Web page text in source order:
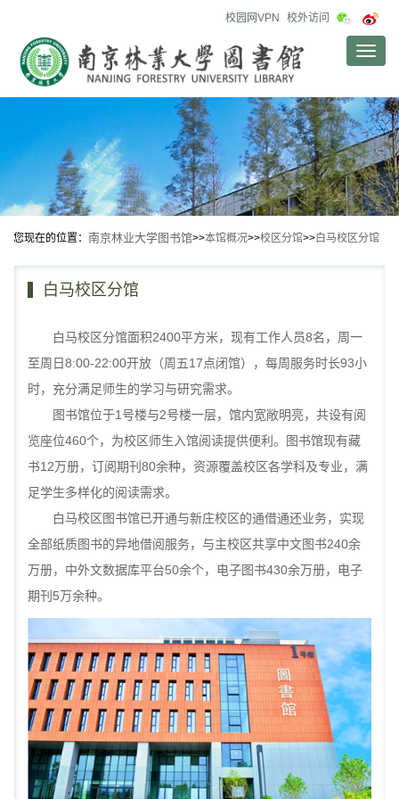
校园网VPN 校外访问
Toggle
您现在的位置： 南京林业大学图书馆>>本馆概况>>校区分馆>>白马校区分馆
白马校区分馆
白马校区分馆面积2400平方米，现有工作人员8名，周一
至周日 8:00-22:00开放（周五17 点闭馆），每周服务时长93小
时，充分满足师生的学习与研究需求。
图书馆位于1 号楼与2号楼一层，馆内宽敞明亮，共设有阅
览座位460个，为校区师生入馆阅读提供便利。图书馆现有藏
书12 万册，订阅期刊 80余种，资源覆盖校区各学科及专业，满
足学生多样化的阅读需求。
白马校区图书馆已开通与新庄校区的通借通还业务，实现
全部纸质图书的异地借阅服务，与主校区共享中文图书240余
万册，中外文数据库平台50余个，电子图书430余万册，电子
期刊 5 万余种。